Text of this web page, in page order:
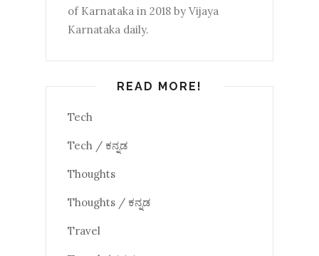
of Karnataka in 2018 by Vijaya
Karnataka daily.
READ MORE!
Tech
Tech / ಕನ್ನಡ
Thoughts
Thoughts / ಕನ್ನಡ
Travel